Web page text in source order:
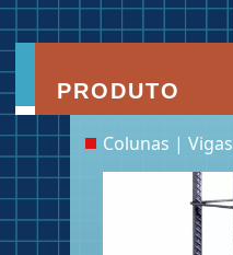
PRODUTO
Colunas | Vigas